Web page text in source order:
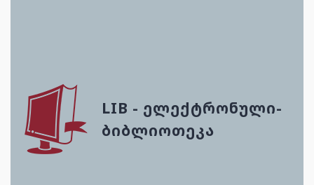
LIB - ᲔᲚᲔᲥᲢᲠᲝᲜᲣᲚᲘ-
ᲑᲘᲑᲚᲘᲝᲗᲔᲙᲐ